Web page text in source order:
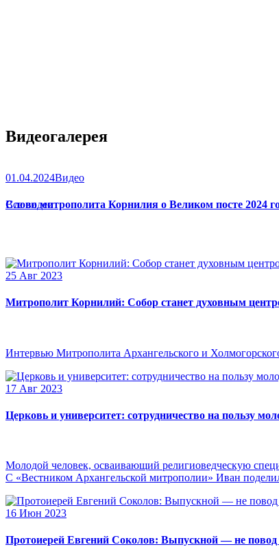
Видеогалерея
01.04.2024Видео
Слово митрополита Корнилия о Великом посте 2024
Все видео
25 Авг 2023
Митрополит Корнилий: Собор станет духовным
Интервью Митрополита Архангельского и
17 Авг 2023
Церковь и университет: сотрудничество на пользу
Молодой человек, осваивающий религиоведческую
С «Вестником Архангельской митрополии» Иван
16 Июн 2023
Протоиерей Евгений Соколов: Выпускной — не повод